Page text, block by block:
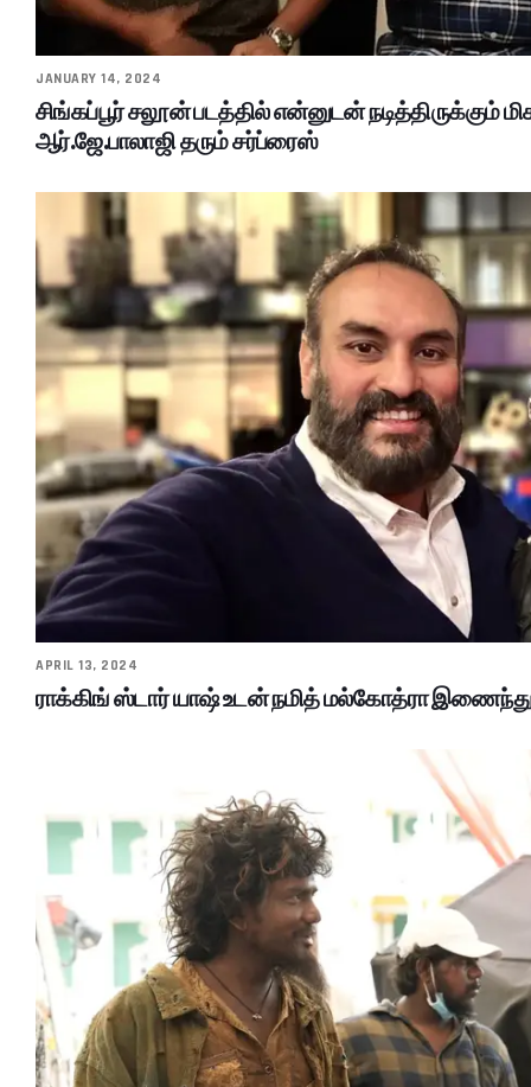
JANUARY 14, 2024
சிங்கப்பூர் சலூன் படத்தில் என்னுடன் நடித்திருக்கும்
ஆர்.ஜே.பாலாஜி தரும் சர்ப்ரைஸ்
APRIL 13, 2024
ராக்கிங் ஸ்டார் யாஷ் உடன் நமித் மல்கோத்ரா